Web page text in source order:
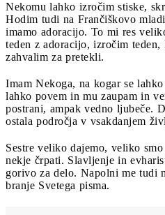
Nekomu lahko izročim stiske,
Hodim tudi na Frančiškovo
imamo adoracijo. To mi res
teden z adoracijo, izročim
zahvalim za pretekli.
Imam Nekoga, na kogar se
lahko povem in mu zaupam in
postrani, ampak vedno ljubeče.
ostala področja v vsakdanjem
Sestre veliko dajemo, veliko
nekje črpati. Slavljenje in
gorivo za delo. Napolni me tudi
branje Svetega pisma.